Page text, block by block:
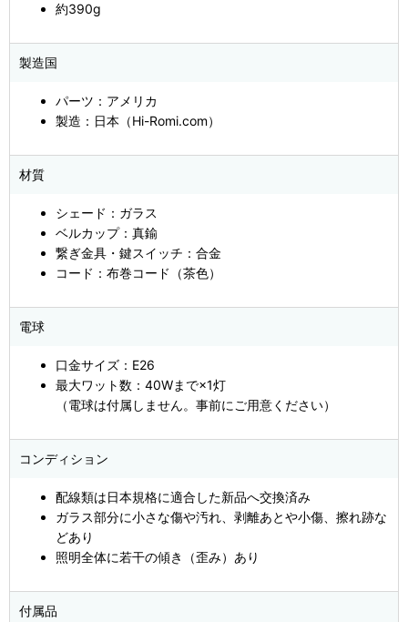
約390g
製造国
パーツ：アメリカ
製造：日本（Hi-Romi.com）
材質
シェード：ガラス
ベルカップ：真鍮
繋ぎ金具・鍵スイッチ：合金
コード：布巻コード（茶色）
電球
口金サイズ：E26
最大ワット数：40Wまで×1灯
（電球は付属しません。事前にご用意ください）
コンディション
配線類は日本規格に適合した新品へ交換済み
ガラス部分に小さな傷や汚れ、剥離あとや小傷、擦れ跡な
どあり
照明全体に若干の傾き（歪み）あり
付属品